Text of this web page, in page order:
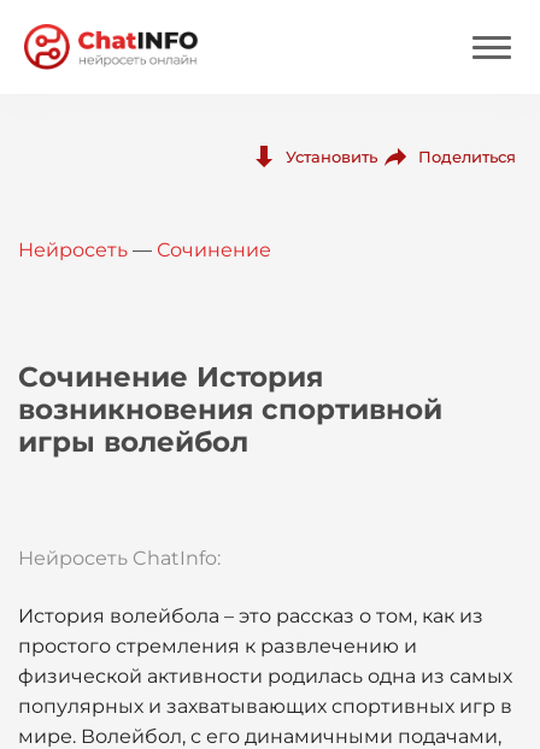
Вход
Установить Поделиться
Нейросеть — Сочинение
Сочинение История
возникновения спортивной
игры волейбол
Нейросеть ChatInfo:
История волейбола – это рассказ о том, как из
простого стремления к развлечению и
физической активности родилась одна из самых
популярных и захватывающих спортивных игр в
мире. Волейбол, с его динамичными подачами,